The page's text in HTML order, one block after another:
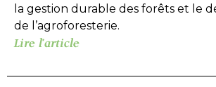
la gestion durable des forêts et le
de l’agroforesterie.
Lire l'article